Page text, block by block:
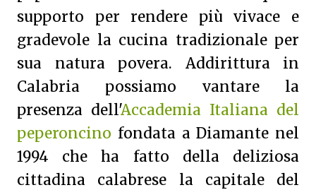
supporto per rendere più vivace e
gradevole la cucina tradizionale per
sua natura povera. Addirittura in
Calabria possiamo vantare la
presenza dell'Accademia Italiana del
peperoncino fondata a Diamante nel
1994 che ha fatto della deliziosa
cittadina calabrese la capitale del